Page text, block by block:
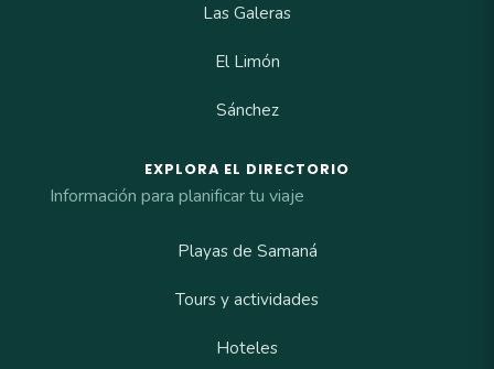
Las Galeras
El Limón
Sánchez
EXPLORA EL DIRECTORIO
Información para planificar tu viaje
Playas de Samaná
Tours y actividades
Hoteles